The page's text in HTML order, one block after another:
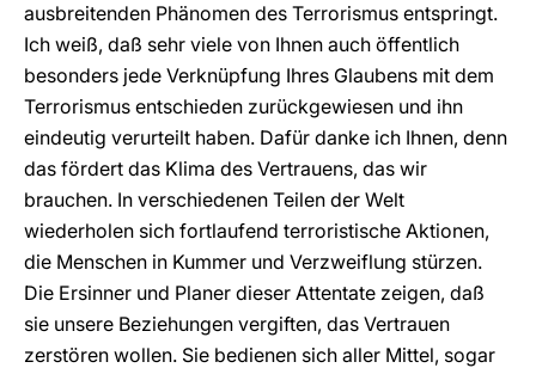
ausbreitenden Phänomen des Terrorismus entspringt.
Ich weiß, daß sehr viele von Ihnen auch öffentlich
besonders jede Verknüpfung Ihres Glaubens mit dem
Terrorismus entschieden zurückgewiesen und ihn
eindeutig verurteilt haben. Dafür danke ich Ihnen, denn
das fördert das Klima des Vertrauens, das wir
brauchen. In verschiedenen Teilen der Welt
wiederholen sich fortlaufend terroristische Aktionen,
die Menschen in Kummer und Verzweiflung stürzen.
Die Ersinner und Planer dieser Attentate zeigen, daß
sie unsere Beziehungen vergiften, das Vertrauen
zerstören wollen. Sie bedienen sich aller Mittel, sogar